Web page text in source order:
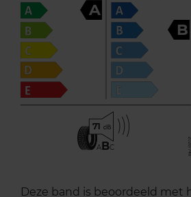
A
B
71
ABC
Deze band is beoordeeld met